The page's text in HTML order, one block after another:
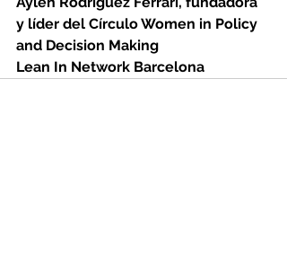
y líder del Círculo Women in Policy
and Decision Making
Lean In Network Barcelona